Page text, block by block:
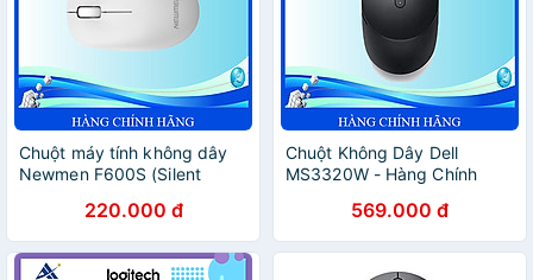
Chuột máy tính không dây
Newmen F600S (Silent
Black.NEW V1 - Hàng chính
hãng
220.000 đ
Chuột Không Dây Dell
MS3320W - Hàng Chính
569.000 đ